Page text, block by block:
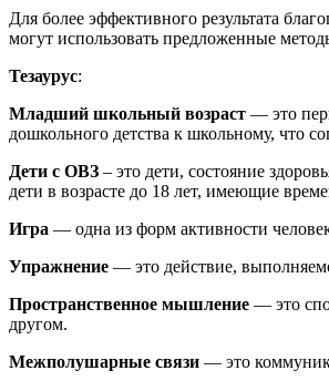
Для более эффективного результата
могут использовать предложенные
Тезаурус:
Младший школьный возраст — это
дошкольного детства к школьному, что
Дети с ОВЗ – это дети, состояние
дети в возрасте до 18 лет, имеющие
Игра — одна из форм активности
Упражнение — это действие,
Пространственное мышление — это
другом.
Межполушарные связи — это